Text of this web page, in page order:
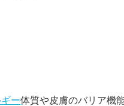
ー体質や皮膚のバリア機